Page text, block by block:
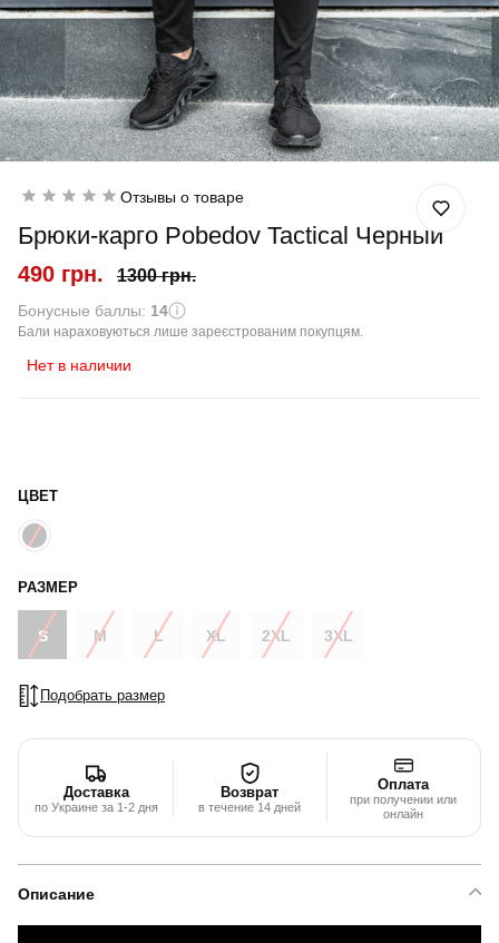
Отзывы о товаре
Брюки-карго Pobedov Tactical Черный
490 грн. 1300 грн.
Бонусные баллы: 14
Бали нараховуються лише зареєстрованим покупцям.
Нет в наличии
ЦВЕТ
РАЗМЕР
S M L XL 2XL 3XL
Подобрать размер
Доставка
по Украине за 1-2 дня
Возврат
в течение 14 дней
Оплата
при получении или
онлайн
Описание